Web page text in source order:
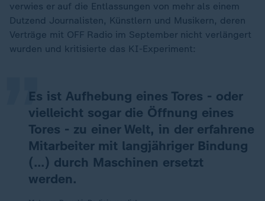
verwies er auf die Entlassungen von mehr als einem
Dutzend Journalisten, Künstlern und Musikern, deren
Verträge mit OFF Radio im September nicht verlängert
wurden und kritisierte das KI-Experiment:
Es ist Aufhebung eines Tores - oder
vielleicht sogar die Öffnung eines
Tores - zu einer Welt, in der erfahrene
Mitarbeiter mit langjähriger Bindung
(…) durch Maschinen ersetzt
werden.
„